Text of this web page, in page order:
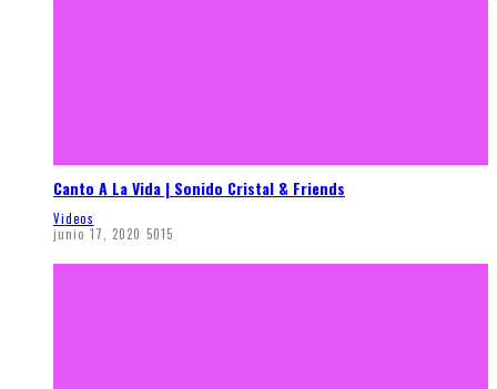
Canto A La Vida | Sonido Cristal & Friends
Videos
junio 17, 2020 5015